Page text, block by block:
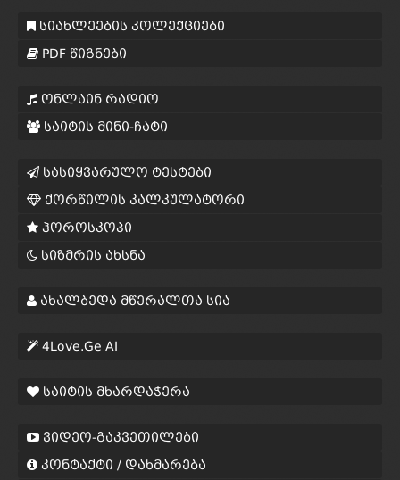
სიახლეების კოლექციები
PDF წიგნები
ონლაინ რადიო
საიტის მინი-ჩატი
სასიყვარულო ტესტები
ქორწილის კალკულატორი
ჰოროსკოპი
სიზმრის ახსნა
ახალბედა მწერალთა სია
4Love.Ge AI
საიტის მხარდაჭერა
ვიდეო-გაკვეთილები
კონტაქტი / დახმარება